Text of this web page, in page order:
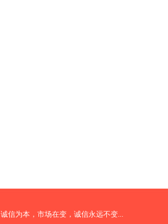
诚信为本，市场在变，诚信永远不变...